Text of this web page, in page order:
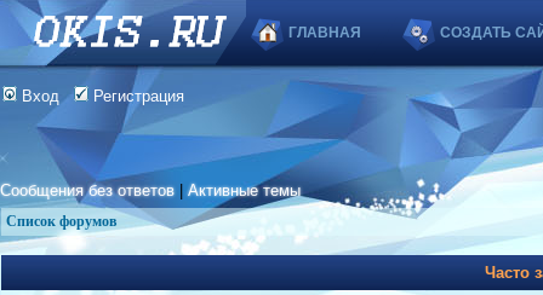
ГЛАВНАЯ СОЗДАТЬ
Вход Регистрация
Сообщения без ответов |Активные темы
Список форумов
Часто